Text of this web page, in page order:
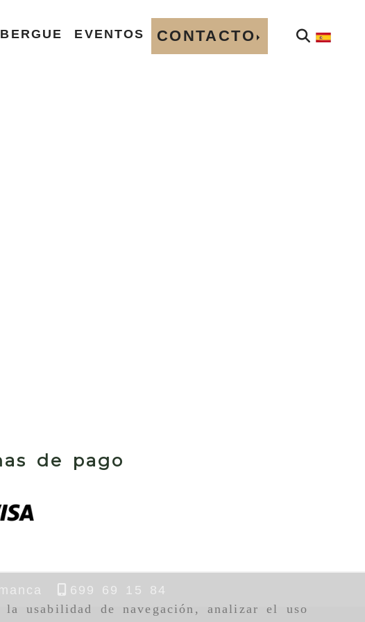
usabilidad de navegación, analizar el uso
EVENTOS CONTACTO
de pago
699 69 15 84